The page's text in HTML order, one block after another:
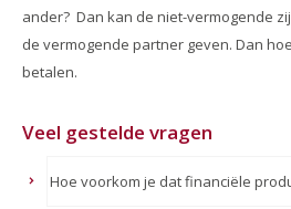
ander? Dan kan de niet-vermogende
de vermogende partner geven. Dan
betalen.
Veel gestelde vragen
Hoe voorkom je dat financiële